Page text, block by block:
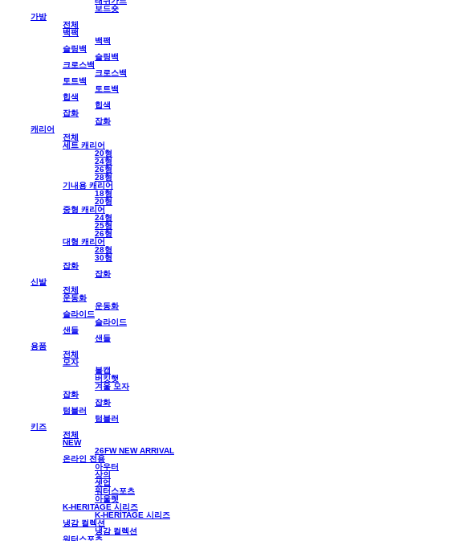
보드숏
가방
전체
백팩
백팩
슬링백
슬링백
크로스백
크로스백
토트백
토트백
힙색
힙색
잡화
잡화
캐리어
전체
세트 캐리어
20형
24형
26형
28형
기내용 캐리어
18형
20형
중형 캐리어
24형
25형
26형
대형 캐리어
28형
30형
잡화
잡화
신발
전체
운동화
운동화
슬라이드
슬라이드
샌들
샌들
용품
전체
모자
볼캡
버킷햇
겨울 모자
잡화
잡화
텀블러
텀블러
키즈
전체
NEW
26FW NEW ARRIVAL
온라인 전용
아우터
상의
셋업
워터스포츠
아울렛
K-HERITAGE 시리즈
K-HERITAGE 시리즈
냉감 컬렉션
냉감 컬렉션
워터스포츠